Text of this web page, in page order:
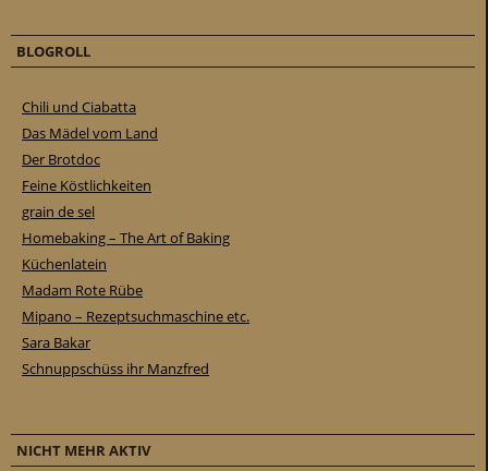
BLOGROLL
Chili und Ciabatta
Das Mädel vom Land
Der Brotdoc
Feine Köstlichkeiten
grain de sel
Homebaking – The Art of Baking
Küchenlatein
Madam Rote Rübe
Mipano – Rezeptsuchmaschine etc.
Sara Bakar
Schnuppschüss ihr Manzfred
NICHT MEHR AKTIV